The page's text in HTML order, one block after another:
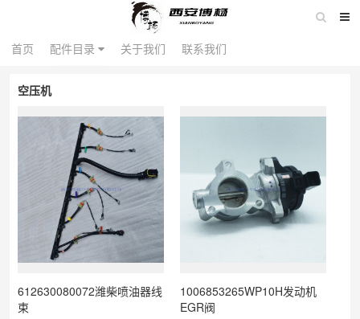
首页 配件目录 关于我们 联系我们
首页 配件目录 关于我们 联系我们
空压机
612630080072潍柴喷油器线
束
1006853265WP10H发动机
EGR阀